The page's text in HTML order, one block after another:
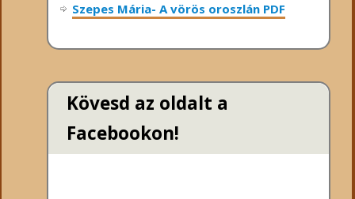
Szepes Mária- A vörös oroszlán PDF
Kövesd az oldalt a
Facebookon!